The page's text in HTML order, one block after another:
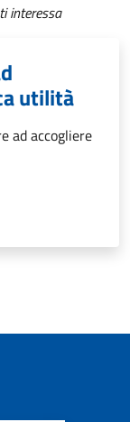
interessa
utilità
ad accogliere